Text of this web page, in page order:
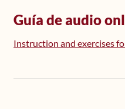
Guía de audio
Instruction and exercises